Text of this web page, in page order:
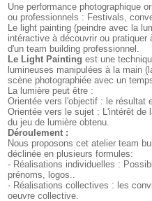
Une performance photographique
ou professionnels : Festivals,
Le light painting (peindre avec la
intéractive à découvrir ou
d'un team building professionnel.
Le Light Painting est une
lumineuses manipulées à la main
scène photographiée avec un
La lumière peut être :
Orientée vers l'objectif : le résultat
Orientée vers le sujet : L'intérêt de
du jeu de lumière obtenu.
Déroulement :
Nous proposons cet atelier team
déclinée en plusieurs formules:
- Réalisations individuelles :
prénoms, logos..
- Réalisations collectives : les
oeuvre collective.